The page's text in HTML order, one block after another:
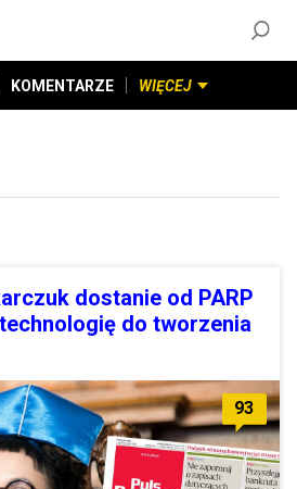
KOMENTARZE WIĘCEJ
dostanie od PARP
do tworzenia
93